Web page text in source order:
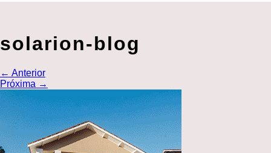
solarion-blog
← Anterior
Próxima →